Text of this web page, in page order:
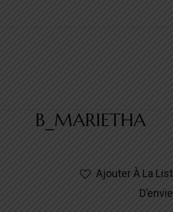
B_MARIETHA
Ajouter À La